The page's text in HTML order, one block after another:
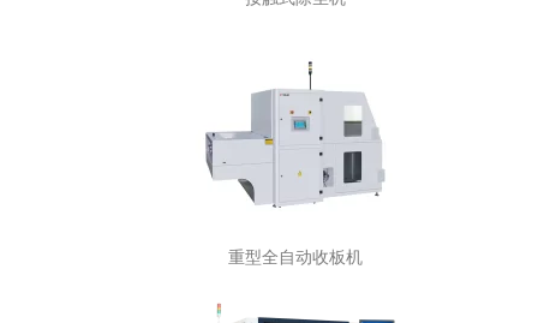
重型全自动收板机